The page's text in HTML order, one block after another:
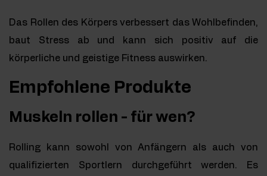
Das Rollen des Körpers verbessert das Wohlbefinden,
baut Stress ab und kann sich positiv auf die
körperliche und geistige Fitness auswirken.
Empfohlene Produkte
Muskeln rollen - für wen?
Rolling kann sowohl von Anfängern als auch von
qualifizierten Sportlern durchgeführt werden. Es